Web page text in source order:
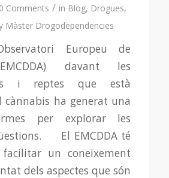
0 Comments / in Blog, Drogues,
Màster Drogodependencies
Europeu de
davant les
i reptes que està
cànnabis ha generat una
per explorar les
El EMCDDA té
un coneixement
dels aspectes que són